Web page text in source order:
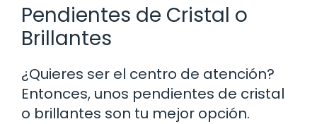
Pendientes de Cristal o
Brillantes
¿Quieres ser el centro de atención?
Entonces, unos pendientes de cristal
o brillantes son tu mejor opción.